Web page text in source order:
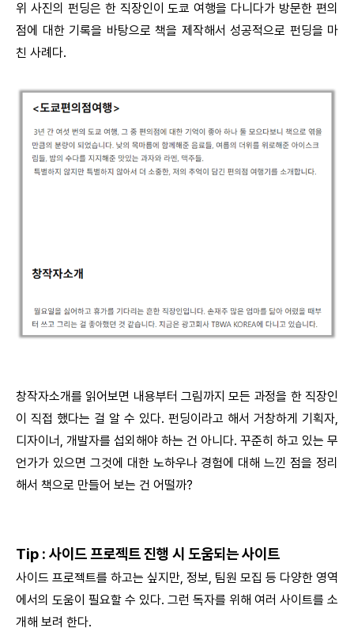
위 사진의 펀딩은 한 직장인이 도쿄 여행을 다니다가 방문한 편의
점에 대한 기록을 바탕으로 책을 제작해서 성공적으로 펀딩을 마
친 사례다.
창작자소개를 읽어보면 내용부터 그림까지 모든 과정을 한 직장인
이 직접 했다는 걸 알 수 있다. 펀딩이라고 해서 거창하게 기획자,
디자이너, 개발자를 섭외해야 하는 건 아니다. 꾸준히 하고 있는 무
언가가 있으면 그것에 대한 노하우나 경험에 대해 느낀 점을 정리
해서 책으로 만들어 보는 건 어떨까?
Tip : 사이드 프로젝트 진행 시 도움되는 사이트
사이드 프로젝트를 하고는 싶지만, 정보, 팀원 모집 등 다양한 영역
에서의 도움이 필요할 수 있다. 그런 독자를 위해 여러 사이트를 소
개해 보려 한다.